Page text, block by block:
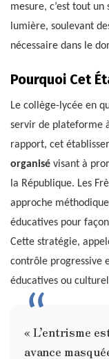
mesure, c’est tout un
lumière, soulevant
nécessaire dans le
Pourquoi Cet
Le collège-lycée en
servir de plateforme
rapport, cet
organisé visant à
la République. Les
approche
éducatives pour
Cette stratégie,
contrôle progressive
éducatives ou
« L’entrisme
avance